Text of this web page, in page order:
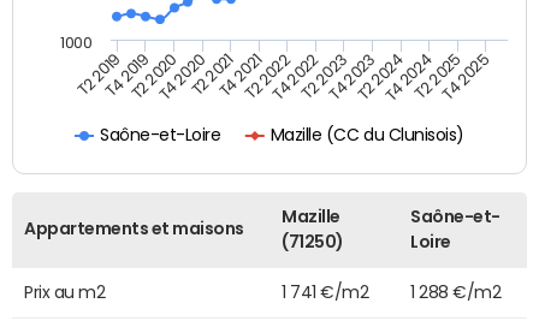
Saône-et-Loire Mazille (CC du Clunisois)
T2 2019T4 2019T2 2020T4 2020T2 2021T4 2021T2 2022T4 2022T2 2023T4 2023T2 2024T4 2024T2 2025T4 2025
1000
Appartements et maisons
Mazille
(71250)
Saône-et-
Loire
Prix au m2 1 741 €/m2 1 288 €/m2